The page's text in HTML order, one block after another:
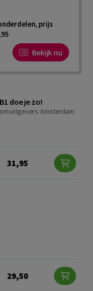
prijs
Bekijk nu
doe je zo!
uitgevers Amsterdam
31,95
29,50